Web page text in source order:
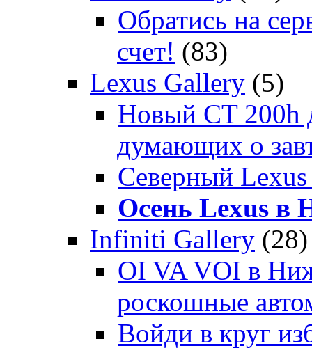
Обратись на
счет! (83)
Lexus Gallery (5)
Новый CT 200h
думающих о
Северный Lexus
Осень Lexus в
Infiniti Gallery (28)
OI VA VOI в
роскошные
Войди в круг